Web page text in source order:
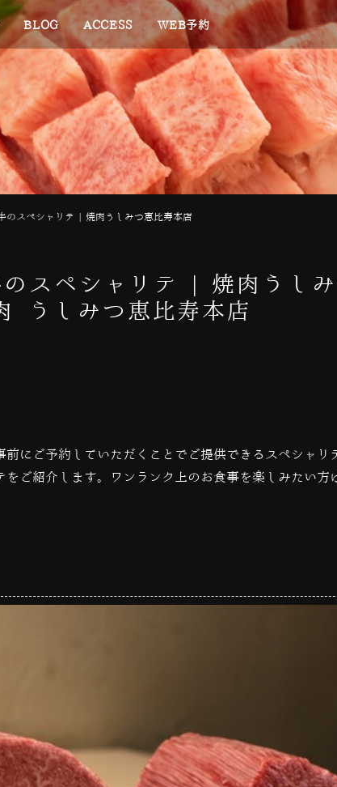
BLOG ACCESS WEB予約
のスペシャリテ | 焼肉うしみつ恵比寿本店
スペシャリテ | 焼肉うし
うしみつ恵比寿本店
にご予約していただくことでご提供できるスペシャリ
ご紹介します。ワンランク上のお食事を楽しみたい方